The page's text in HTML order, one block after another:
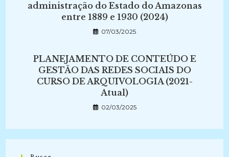
administração do Estado do Amazonas
entre 1889 e 1930 (2024)
07/03/2025
PLANEJAMENTO DE CONTEÚDO E
GESTÃO DAS REDES SOCIAIS DO
CURSO DE ARQUIVOLOGIA (2021-
Atual)
02/03/2025